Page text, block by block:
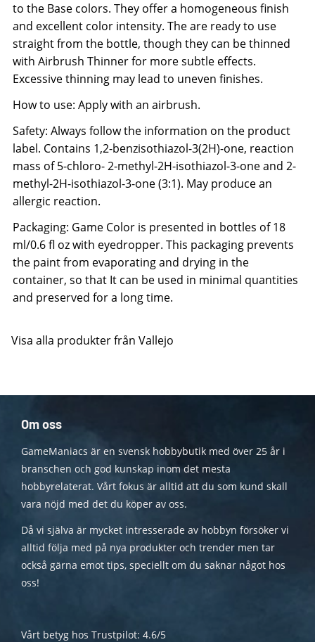
to the Base colors. They offer a homogeneous finish
and excellent color intensity. The are ready to use
straight from the bottle, though they can be thinned
with Airbrush Thinner for more subtle effects.
Excessive thinning may lead to uneven finishes.
How to use: Apply with an airbrush.
Safety: Always follow the information on the product
label. Contains 1,2-benzisothiazol-3(2H)-one, reaction
mass of 5-chloro- 2-methyl-2H-isothiazol-3-one and 2-
methyl-2H-isothiazol-3-one (3:1). May produce an
allergic reaction.
Packaging: Game Color is presented in bottles of 18
ml/0.6 fl oz with eyedropper. This packaging prevents
the paint from evaporating and drying in the
container, so that It can be used in minimal quantities
and preserved for a long time.
Visa alla produkter från Vallejo
Om oss
GameManiacs är en svensk hobbybutik med över 25 år i
branschen och god kunskap inom det mesta
hobbyrelaterat. Vårt fokus är alltid att du som kund skall
vara nöjd med det du köper av oss.
Då vi själva är mycket intresserade av hobbyn försöker vi
alltid följa med på nya produkter och trender men tar
också gärna emot tips, speciellt om du saknar något hos
oss!
Vårt betyg hos Trustpilot: 4.6/5